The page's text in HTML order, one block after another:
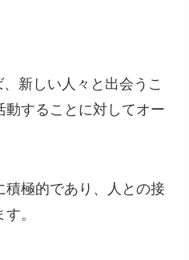
新しい人々と出会うこ
動することに対してオー
積極的であり、人との接
。